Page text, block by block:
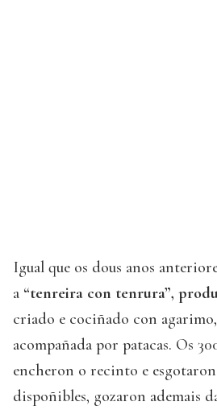
Igual que os dous anos
a “tenreira con tenrura”,
criado e cociñado con agarimo,
acompañada por patacas. Os
encheron o recinto e
dispoñibles, gozaron ademais